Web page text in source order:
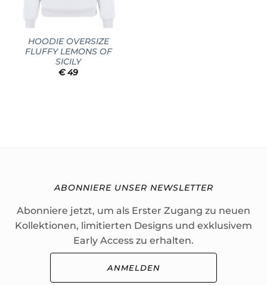
HOODIE OVERSIZE
FLUFFY LEMONS OF
SICILY
€49
ABONNIERE UNSER NEWSLETTER
Abonniere jetzt, um als Erster Zugang zu neuen
Kollektionen, limitierten Designs und exklusivem
Early Access zu erhalten.
ANMELDEN